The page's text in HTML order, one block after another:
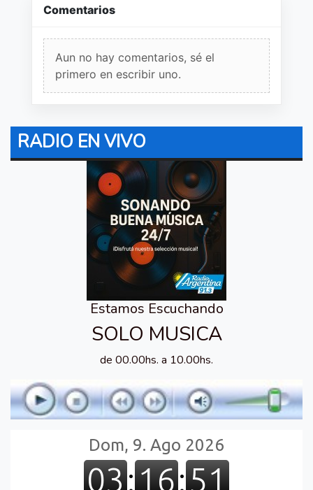
Comentarios
Aun no hay comentarios, sé el
primero en escribir uno.
RADIO EN VIVO
Estamos Escuchando
SOLO MUSICA
de 00.00hs. a 10.00hs.